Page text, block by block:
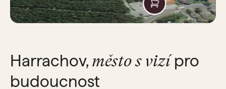
Harrachov, město s vizípro
budoucnost